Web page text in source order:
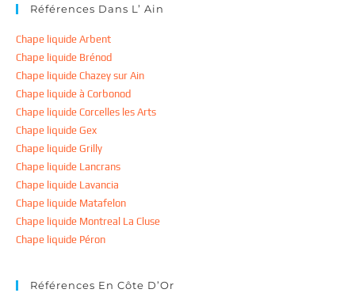
Références Dans L’ Ain
Chape liquide Arbent
Chape liquide Brénod
Chape liquide Chazey sur Ain
Chape liquide à Corbonod
Chape liquide Corcelles les Arts
Chape liquide Gex
Chape liquide Grilly
Chape liquide Lancrans
Chape liquide Lavancia
Chape liquide Matafelon
Chape liquide Montreal La Cluse
Chape liquide Péron
Références En Côte D’Or